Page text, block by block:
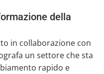
della
in collaborazione con
un settore che sta
rapido e